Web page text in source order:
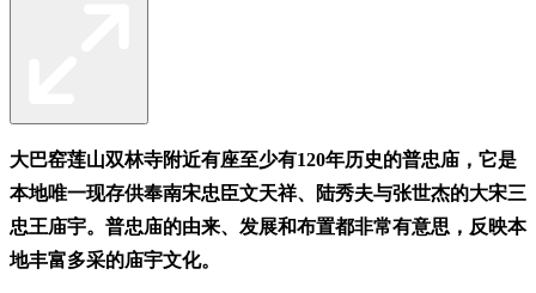
大巴窑莲山双林寺附近有座至少有120年历史的普忠庙，它是
本地唯一现存供奉南宋忠臣文天祥、陆秀夫与张世杰的大宋三
忠王庙宇。普忠庙的由来、发展和布置都非常有意思，反映本
地丰富多采的庙宇文化。